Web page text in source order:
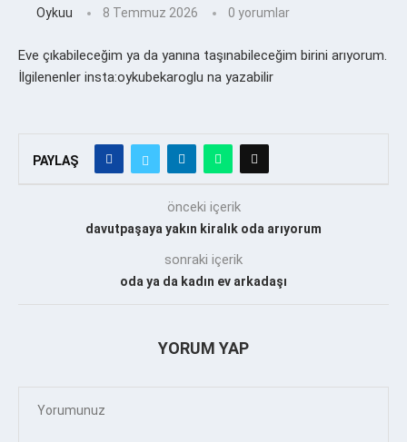
Oykuu 8 Temmuz 2026 0 yorumlar
Eve çıkabileceğim ya da yanına taşınabileceğim birini arıyorum.
İlgilenenler insta:oykubekaroglu na yazabilir
PAYLAŞ
önceki içerik
davutpaşaya yakın kiralık oda arıyorum
sonraki içerik
oda ya da kadın ev arkadaşı
YORUM YAP